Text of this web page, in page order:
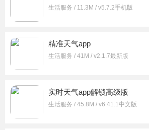
生活服务 / 11.3M / v5.7.2手机版
精准天气app
生活服务 / 41M / v2.1.7最新版
实时天气app解锁高级版
生活服务 / 45.8M / v6.41.1中文版